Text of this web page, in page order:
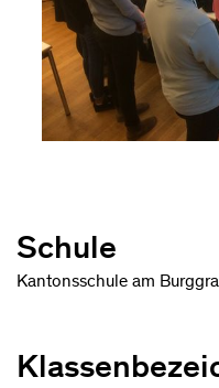
Schule
Kantonsschule am